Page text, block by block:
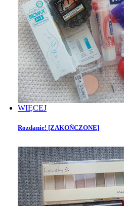
WIĘCEJ
Rozdanie! [ZAKOŃCZONE]